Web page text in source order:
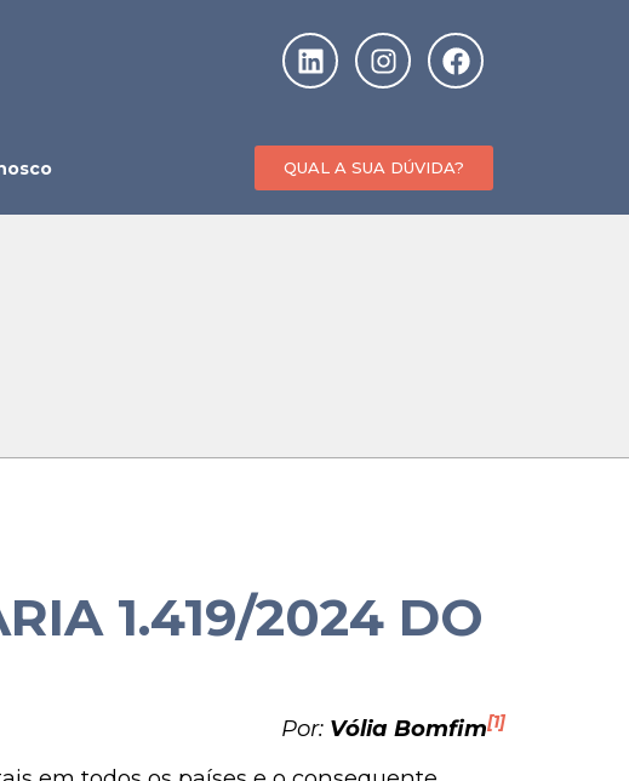
QUAL A SUA DÚVIDA?
1.419/2024 DO
Por: Vólia Bomfim[1]